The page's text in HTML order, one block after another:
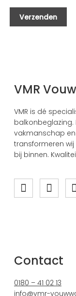
VMR
VMR is dé
vakmanschap
transformeren
bij binnen.
Contact
0180 – 41 02 13
info@vmr-